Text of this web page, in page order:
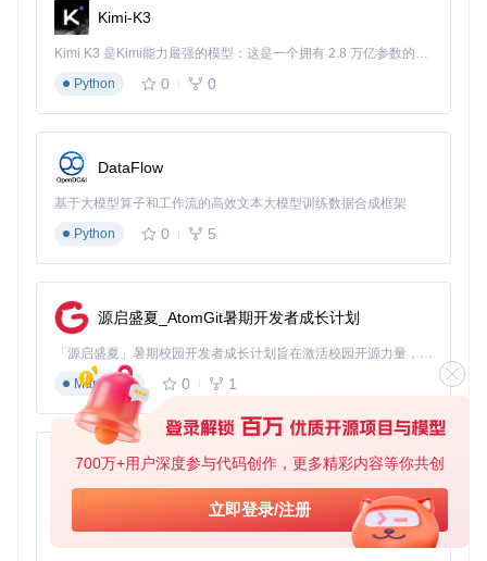
700万+用户深度参与代码创作，更多精彩内容等你共创
立即登录/注册
解决方案
平滑参数——对快速动作（如舞蹈跳跃）采用较低平滑系数以
置的运动学约束器确保所有关节运动符合人体生理极限。
中，平均处理时间从人工调整的90分钟缩短至3.2分钟，效率
提升28倍。
rors/op/OpenMMD/raw/795d4dd660cf7e537ceb599fdb038c
5388b33390/3D Pose Baseline to VMD/imgs/dirty_plot.png?
s://raw.gitcode.com/gh_mirrors/op/OpenMMD/raw/795d4dd
660cf7e537ceb599fdb038c5388b33390/3D Pose Baseline t
o VMD/imgs/smooth_plot.png?utm_source=gitcode_repo_fil
图2：上图为原始动作数据的抖动曲线，下图为OpenMMD
平滑处理后的结果，绿色线条展示了优化后的运动轨迹
突破三：深度感知增强模块
技术原理：整合FCRN（全卷积残差网络）深度预测技术，Op
enMMD能够从单张2D图像中恢复场景深度信息。这一过程类
网络通过学习数百万张图像的深度特征，建立从视觉线索到空
Kimi-K3
Kimi K3 是Kimi能力最强的模型：这是一个拥有 2.8 万亿参数的混合专家（MoE）模型，具备原生视觉理解能力，并支持 100 万 token 的上下文窗口。
Python
0 0
DataFlow
基于大模型算子和工作流的高效文本大模型训练数据合成框架
Python
0 5
源启盛夏_AtomGit暑期开发者成长计划
「源启盛夏」暑期校园开发者成长计划旨在激活校园开源力量，通过积分激励、认证扶持、资源倾斜等形式，引导高校组织和开发者完成「入驻 — 建项目 — 做贡献 — 获认证 — 得资源」的完整闭环。无论你是想带领社团入驻平台的组织者，还是希望用代码贡献证明自己的开发者，都能在这里找到属于你的成长路径。
Markdown
0 1
py-xiaozhi
基于Python的Xiaozhi AI，适用于想要完整Xiaozhi体验而无需拥有专用硬件的用户。
Python
0 1